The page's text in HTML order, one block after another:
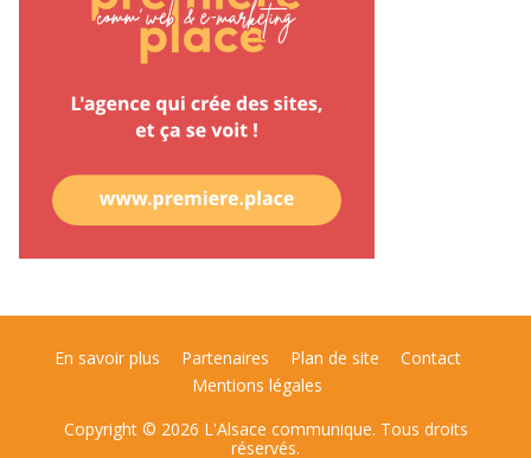
En savoir plus Partenaires Plan de site
Contact
Mentions légales
Copyright © 2026 L'Alsace communique. Tous droits
réservés.